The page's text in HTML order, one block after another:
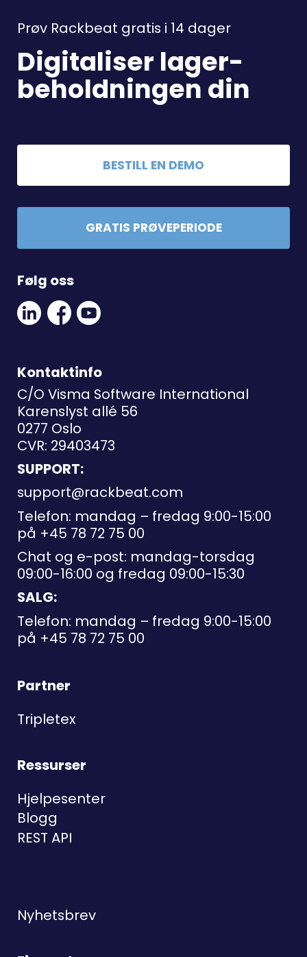
Prøv Rackbeat gratis i 14 dager
Digitaliser lager-
beholdningen din
BESTILL EN DEMO
GRATIS PRØVEPERIODE
Følg oss
Linkedin
Social
Link
Facebook
Social
Link
Youtube
Link
Kontaktinfo
C/O Visma Software International
Karenslyst allé 56
0277 Oslo
CVR: 29403473
SUPPORT:
support@rackbeat.com
Telefon: mandag – fredag 9:00-15:00
på +45 78 72 75 00
Chat og e-post: mandag-torsdag
09:00-16:00 og fredag 09:00-15:30
SALG:
Telefon: mandag – fredag 9:00-15:00
på +45 78 72 75 00
Partner
Tripletex
Ressurser
Hjelpesenter
Blogg
REST API
Nyhetsbrev